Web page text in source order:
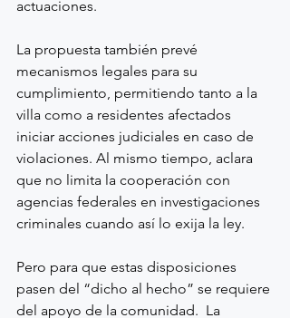
actuaciones.
La propuesta también prevé
mecanismos legales para su
cumplimiento, permitiendo tanto a la
villa como a residentes afectados
iniciar acciones judiciales en caso de
violaciones. Al mismo tiempo, aclara
que no limita la cooperación con
agencias federales en investigaciones
criminales cuando así lo exija la ley.
Pero para que estas disposiciones
pasen del “dicho al hecho” se requiere
del apoyo de la comunidad.  La